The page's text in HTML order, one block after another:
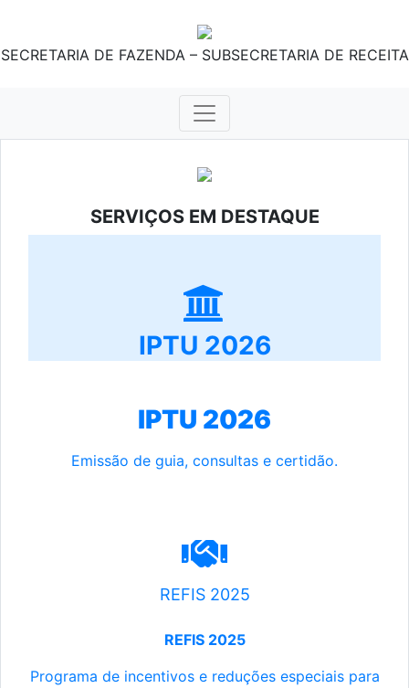
SECRETARIA DE FAZENDA – SUBSECRETARIA DE RECEITA
SERVIÇOS EM DESTAQUE
IPTU 2026
IPTU 2026
Emissão de guia, consultas e certidão.
REFIS 2025
REFIS 2025
Programa de incentivos e reduções especiais para